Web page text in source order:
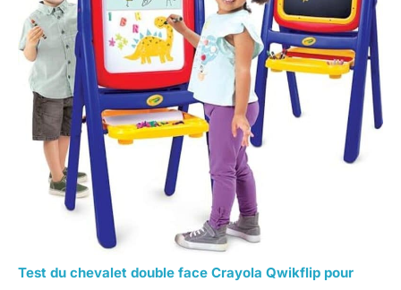
Test du chevalet double face Crayola Qwikflip pour